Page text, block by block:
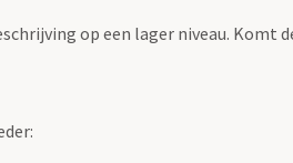
op een lager niveau. Komt